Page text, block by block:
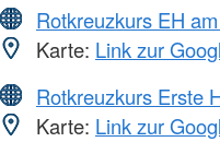
Rotkreuzkurs EH
Karte: Link zur
Rotkreuzkurs Erste
Karte: Link zur